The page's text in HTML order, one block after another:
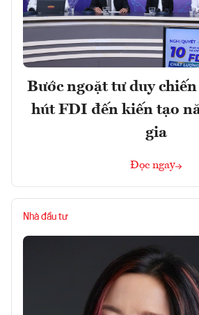
Bước ngoặt tư duy
hút FDI đến kiến tạo
gia
Đọc ngay
Nhà đầu tư